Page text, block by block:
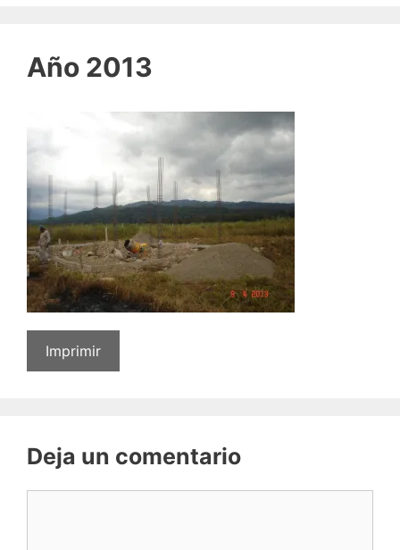
Año 2013
Imprimir
Deja un comentario